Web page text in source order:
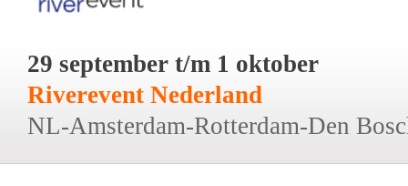
29 september t/m 1 oktober
Riverevent Nederland
NL-Amsterdam-Rotterdam-Den